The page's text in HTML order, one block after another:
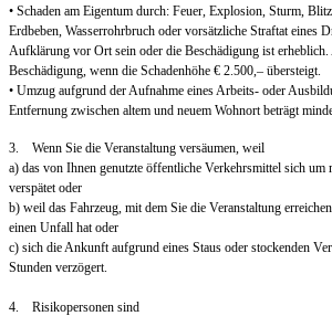
• Schaden am Eigentum durch: Feuer, Explosion, Sturm,
Erdbeben, Wasserrohrbruch oder vorsätzliche Straftat eines
Aufklärung vor Ort sein oder die Beschädigung ist
Beschädigung, wenn die Schadenhöhe € 2.500,– übersteigt.
• Umzug aufgrund der Aufnahme eines Arbeits- oder
Entfernung zwischen altem und neuem Wohnort beträgt
3. Wenn Sie die Veranstaltung versäumen, weil
a) das von Ihnen genutzte öffentliche Verkehrsmittel sich um
verspätet oder
b) weil das Fahrzeug, mit dem Sie die Veranstaltung
einen Unfall hat oder
c) sich die Ankunft aufgrund eines Staus oder stockenden
Stunden verzögert.
4. Risikopersonen sind